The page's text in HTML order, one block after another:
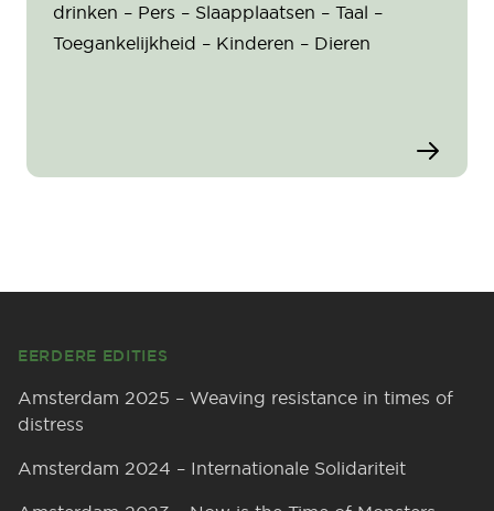
drinken – Pers – Slaapplaatsen – Taal –
Toegankelijkheid – Kinderen – Dieren
EERDERE EDITIES
Amsterdam 2025 – Weaving resistance in times of
distress
Amsterdam 2024 – Internationale Solidariteit